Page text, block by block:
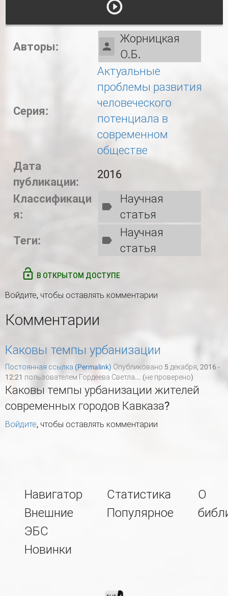
Авторы:
Жорницкая
О.Б.
Серия:
Актуальные
проблемы развития
человеческого
потенциала в
современном
обществе
Дата
публикации:
2016
Классификаци
я:
Научная
статья
Теги:
Научная
статья
В ОТКРЫТОМ ДОСТУПЕ
Войдите, чтобы оставлять комментарии
Комментарии
Каковы темпы урбанизации
Постоянная ссылка (Permalink) Опубликовано 5 декабря, 2016 -
12:21 пользователем Гордеева Светла... (не проверено)
Каковы темпы урбанизации жителей
современных городов Кавказа?
Войдите, чтобы оставлять комментарии
Навигатор
Внешние
ЭБС
Новинки
Статистика
Популярное
О